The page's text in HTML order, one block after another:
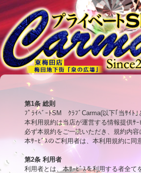
第1条 総則
ﾌﾟﾗｲﾍﾞｰﾄSM　ｸﾗﾌﾞCarma(以下｢当ｻｲﾄ
本利用規約は当店が運営する情報提供ｻ
必ず本規約をご一読いただき、規約内
本ｻｰﾋﾞｽのご利用者は、本利用規約に同
第2条 利用者
利用者とは、本ｻｰﾋﾞｽを利用する者全て